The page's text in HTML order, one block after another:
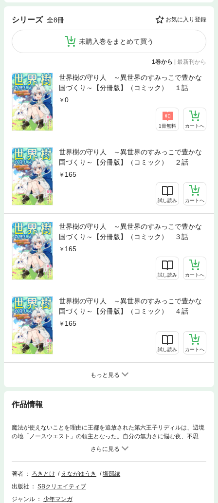
シリーズ 全8冊 お気に入り登録
未購入巻をまとめて買う
1巻から | 最新刊から
世界樹の守り人 ～異世界のすみっこで豊かな
国づくり～【分冊版】（コミック） １話
0
1冊無料 カートへ
世界樹の守り人 ～異世界のすみっこで豊かな
国づくり～【分冊版】（コミック） ２話
165
試し読み カートへ
世界樹の守り人 ～異世界のすみっこで豊かな
国づくり～【分冊版】（コミック） ３話
165
試し読み カートへ
世界樹の守り人 ～異世界のすみっこで豊かな
国づくり～【分冊版】（コミック） ４話
165
試し読み カートへ
もっと見る
作品情報
魔法が使えないことを理由に王都を追放された第六王子リディルは、辺境
の地「ノースウエスト」の領主となった。自分の無力さに悩む夜、不思議
な光を放つ樹を見つける。それは千年前に滅んだとされる世界樹の苗木だ
った。「世界樹の守り人」に選ばれたことで、リディルに魔法の才能が開
花！「魔法で領民の手助けをしたい！」そう願うリディルの元に、エルフ
やドワーフ、果ては神獣までもが集いはじめ…？世界樹に選ばれた少年に
著者 ろきとけ えながゆうき
塩部縁
出版社
SBクリエイティブ
ジャンル
少年マンガ